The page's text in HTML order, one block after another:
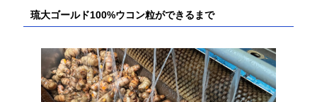
琉大ゴールド100%ウコン粒ができるまで